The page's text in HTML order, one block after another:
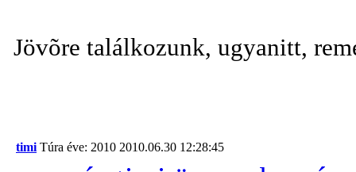
Jövõre találkozunk, ugyanitt,
timi Túra éve: 2010 2010.06.30 12:28:45